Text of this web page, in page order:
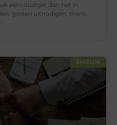
eenvoudiger dan het in
gasten uitnodigen, drank
ZAKELIJK